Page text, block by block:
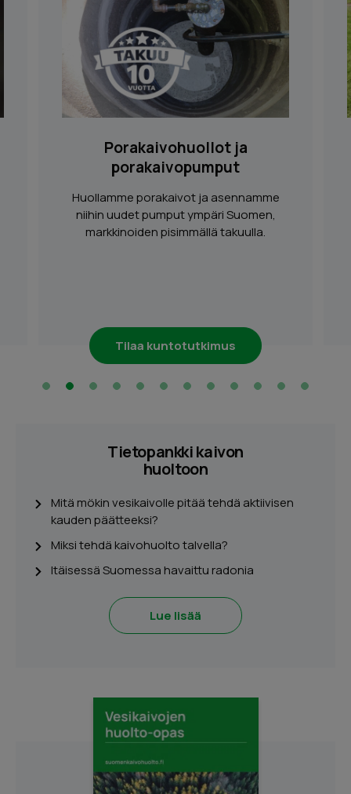
Porakaivohuollot ja
porakaivopumput
Huollamme porakaivot ja asennamme
niihin uudet pumput ympäri Suomen,
markkinoiden pisimmällä takuulla.
Tilaa kuntotutkimus
Tietopankki kaivon
huoltoon
Mitä mökin vesikaivolle pitää tehdä aktiivisen
kauden päätteeksi?
Miksi tehdä kaivohuolto talvella?
Itäisessä Suomessa havaittu radonia
Lue lisää